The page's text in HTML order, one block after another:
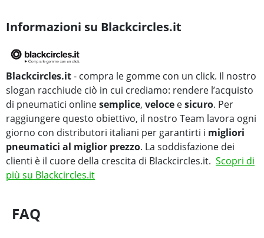
Informazioni su Blackcircles.it
Blackcircles.it- compra le gomme con un click. Il nostro
slogan racchiude ciò in cui crediamo: rendere l’acquisto
di pneumatici onlinesemplice, veloce esicuro. Per
raggiungere questo obiettivo, il nostro Team lavora ogni
giorno con distributori italiani per garantirti i migliori
pneumatici al miglior prezzo. La soddisfazione dei
clienti è il cuore della crescita di Blackcircles.it. Scopri di
più su Blackcircles.it
FAQ